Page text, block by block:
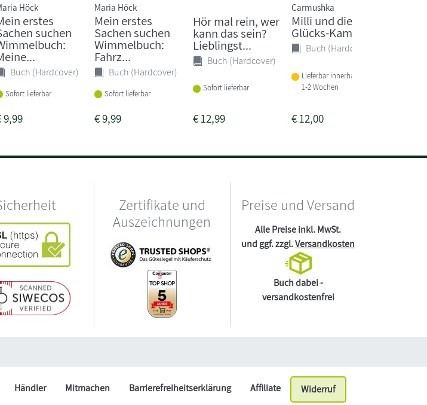
Höck
erstes
suchen
Buch (Hardcover)
Sofort lieferbar
9,99
Maria Höck
Mein erstes
Sachen suchen
Wimmelbuch:
Fahrz...
Buch (Hardcover)
Sofort lieferbar
€9,99
Hör mal rein, wer
kann das sein?
Lieblingst...
Buch (Hardcover)
Sofort lieferbar
€12,99
Carmushka
Milli und die
Glücks-Kamille
Buch (Hardcover)
Lieferbar innerhalb von
1-2 Wochen
€12,00
Zertifikate und
Auszeichnungen
Preise und Versand
Alle Preise inkl. MwSt.
und ggf. zzgl.Versandkosten
Buch dabei -
versandkostenfrei
Händler Mitmachen Barrierefreiheitserklärung Affiliate Widerruf